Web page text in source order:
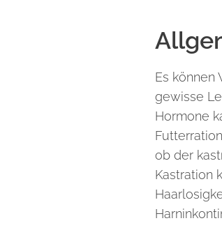
Es können
gewisse
Hormone
ob der
Kastration